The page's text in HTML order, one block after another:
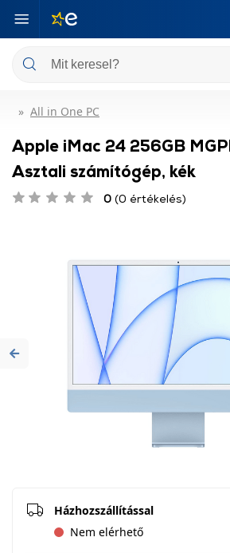
All in One PC
Apple iMac 24 256GB
Asztali számítógép, kék
0 (0 értékelés)
Previous
Házhozszállítással
Nem elérhető